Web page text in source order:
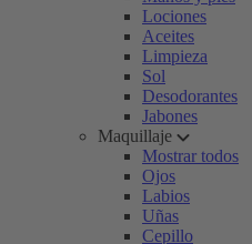
Lociones
Aceites
Limpieza
Sol
Desodorantes
Jabones
Maquillaje
Mostrar todos
Ojos
Labios
Uñas
Cepillo